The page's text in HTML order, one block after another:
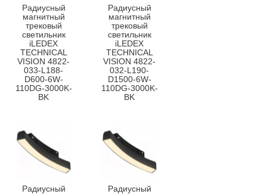
Радиусный
магнитный
трековый
светильник
iLEDEX
TECHNICAL
VISION 4822-
033-L188-
D600-6W-
110DG-3000K-
BK
Радиусный
магнитный
трековый
светильник
iLEDEX
TECHNICAL
VISION 4822-
032-L190-
D1500-6W-
110DG-3000K-
BK
Радиусный
Радиусный